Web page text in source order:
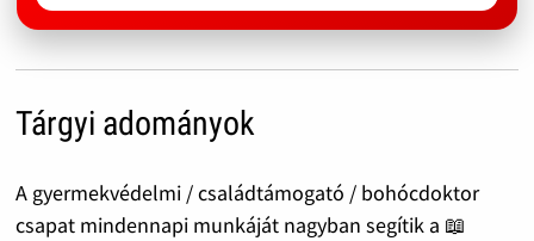
Tárgyi adományok
A gyermekvédelmi / családtámogató / bohócdoktor
csapat mindennapi munkáját nagyban segítik a 📖